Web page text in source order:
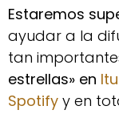
Estaremos
ayudar a la
tan
estrellas» en
Spotify y en